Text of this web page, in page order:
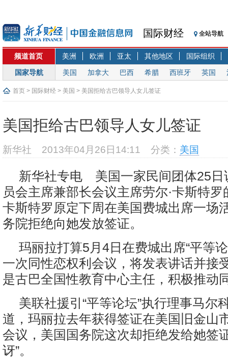
国际财经 全站导航
频道首页 美洲 欧洲 亚太 其他地区
国际组织
国家导航
美国 加拿大 巴西 希腊 西班牙 英国
首页 > 国际财经 > 美国 > 美国拒给古巴领导人女儿签证
美国拒给古巴领导人女儿签证
新华社 2013年04月26日14:11 分类： 美国
新华社专电 美国一家民间团体25日
员会主席兼部长会议主席劳尔·卡斯特罗
卡斯特罗原定下周在美国费城出席一场
务院拒绝向她发放签证。
玛丽拉打算5月4日在费城出席“平等
一次同性恋权利会议，将发表讲话并接
是古巴全国性教育中心主任，积极推动
美联社援引“平等论坛”执行理事马尔
道，玛丽拉去年获得签证在美国旧金山
会议，美国国务院这次却拒绝发给她签
讶”。